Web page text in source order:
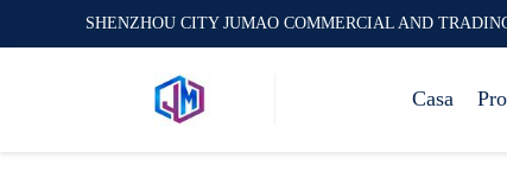
SHENZHOU CITY JUMAO COMMERCIAL AND
Casa